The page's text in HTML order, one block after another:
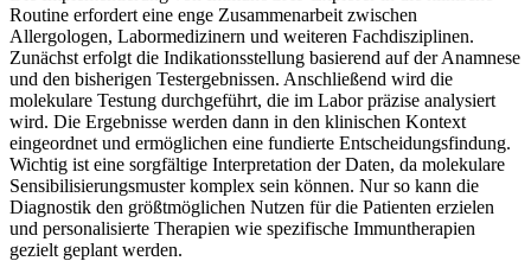
Routine erfordert eine enge Zusammenarbeit zwischen
Allergologen, Labormedizinern und weiteren Fachdisziplinen.
Zunächst erfolgt die Indikationsstellung basierend auf der Anamnese
und den bisherigen Testergebnissen. Anschließend wird die
molekulare Testung durchgeführt, die im Labor präzise analysiert
wird. Die Ergebnisse werden dann in den klinischen Kontext
eingeordnet und ermöglichen eine fundierte Entscheidungsfindung.
Wichtig ist eine sorgfältige Interpretation der Daten, da molekulare
Sensibilisierungsmuster komplex sein können. Nur so kann die
Diagnostik den größtmöglichen Nutzen für die Patienten erzielen
und personalisierte Therapien wie spezifische Immuntherapien
gezielt geplant werden.